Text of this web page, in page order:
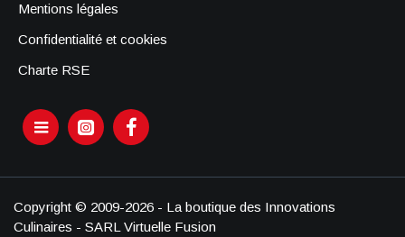
Mentions légales
Confidentialité et cookies
Charte RSE
Copyright © 2009-2026 - La boutique des Innovations
Culinaires - SARL Virtuelle Fusion